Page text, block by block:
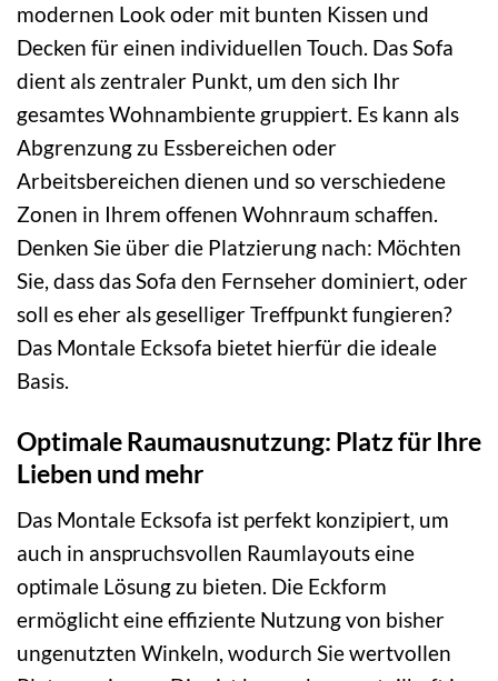
modernen Look oder mit bunten Kissen und
Decken für einen individuellen Touch. Das Sofa
dient als zentraler Punkt, um den sich Ihr
gesamtes Wohnambiente gruppiert. Es kann als
Abgrenzung zu Essbereichen oder
Arbeitsbereichen dienen und so verschiedene
Zonen in Ihrem offenen Wohnraum schaffen.
Denken Sie über die Platzierung nach: Möchten
Sie, dass das Sofa den Fernseher dominiert, oder
soll es eher als geselliger Treffpunkt fungieren?
Das Montale Ecksofa bietet hierfür die ideale
Basis.
Optimale Raumausnutzung: Platz für Ihre
Lieben und mehr
Das Montale Ecksofa ist perfekt konzipiert, um
auch in anspruchsvollen Raumlayouts eine
optimale Lösung zu bieten. Die Eckform
ermöglicht eine effiziente Nutzung von bisher
ungenutzten Winkeln, wodurch Sie wertvollen